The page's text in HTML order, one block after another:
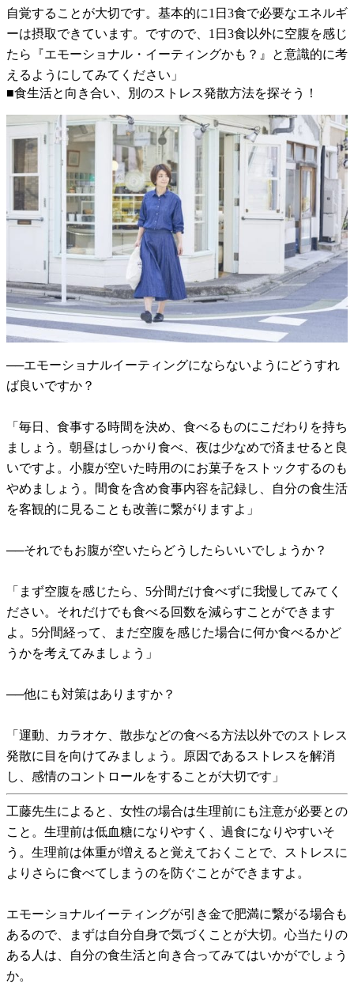
自覚することが大切です。基本的に1日3食で必要なエネルギ
ーは摂取できています。ですので、1日3食以外に空腹を感じ
たら『エモーショナル・イーティングかも？』と意識的に考
えるようにしてみてください」
■食生活と向き合い、別のストレス発散方法を探そう！
──エモーショナルイーティングにならないようにどうすれ
ば良いですか？
「毎日、食事する時間を決め、食べるものにこだわりを持ち
ましょう。朝昼はしっかり食べ、夜は少なめで済ませると良
いですよ。小腹が空いた時用のにお菓子をストックするのも
やめましょう。間食を含め食事内容を記録し、自分の食生活
を客観的に見ることも改善に繋がりますよ」
──それでもお腹が空いたらどうしたらいいでしょうか？
「まず空腹を感じたら、5分間だけ食べずに我慢してみてく
ださい。それだけでも食べる回数を減らすことができます
よ。5分間経って、まだ空腹を感じた場合に何か食べるかど
うかを考えてみましょう」
──他にも対策はありますか？
「運動、カラオケ、散歩などの食べる方法以外でのストレス
発散に目を向けてみましょう。原因であるストレスを解消
し、感情のコントロールをすることが大切です」
工藤先生によると、女性の場合は生理前にも注意が必要との
こと。生理前は低血糖になりやすく、過食になりやすいそ
う。生理前は体重が増えると覚えておくことで、ストレスに
よりさらに食べてしまうのを防ぐことができますよ。
エモーショナルイーティングが引き金で肥満に繋がる場合も
あるので、まずは自分自身で気づくことが大切。心当たりの
ある人は、自分の食生活と向き合ってみてはいかがでしょう
か。